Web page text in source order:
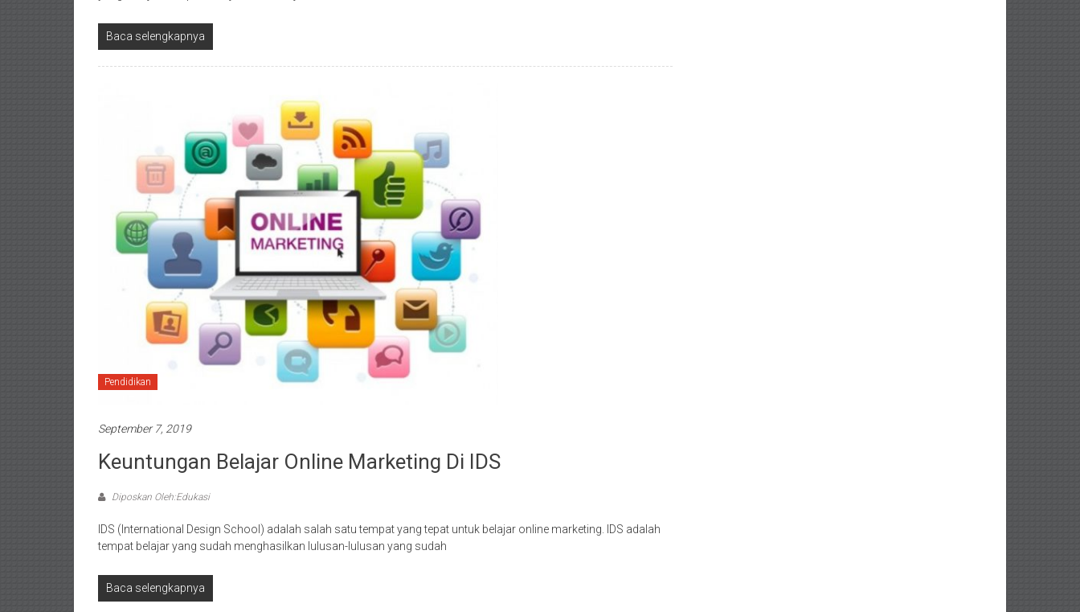
Baca selengkapnya
Pendidikan
September 7, 2019
Keuntungan Belajar Online Marketing Di IDS
Diposkan Oleh:Edukasi
IDS (International Design School) adalah salah satu tempat yang tepat untuk belajar online marketing. IDS adalah
tempat belajar yang sudah menghasilkan lulusan-lulusan yang sudah
Baca selengkapnya